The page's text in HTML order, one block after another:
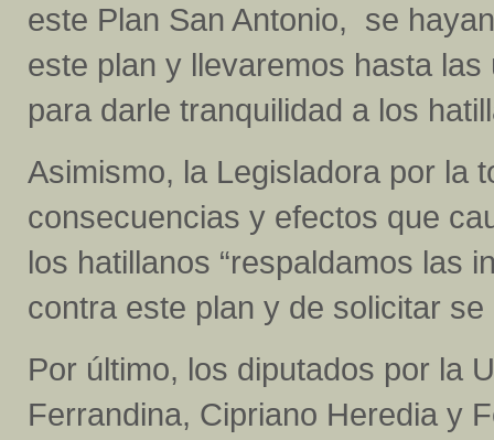
este Plan San Antonio, se
este plan y llevaremos hasta
para darle tranquilidad a los
Asimismo, la Legisladora por la
consecuencias y efectos que
los hatillanos “respaldamos las
contra este plan y de solicitar
Por último, los diputados por la
Ferrandina, Cipriano Heredia y